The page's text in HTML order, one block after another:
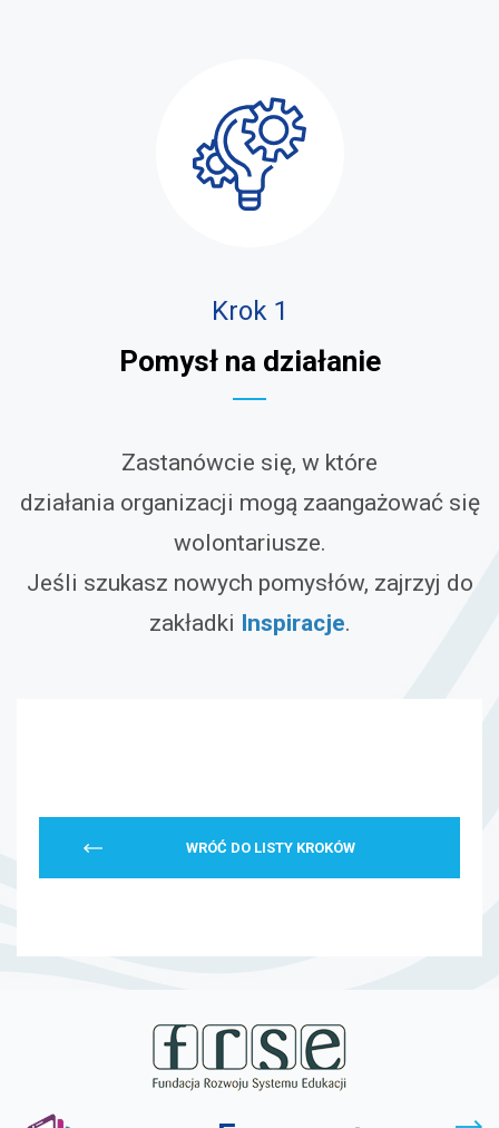
Krok 1
Pomysł na działanie
Zastanówcie się, w które
działania organizacji mogą zaangażować się
wolontariusze.
Jeśli szukasz nowych pomysłów, zajrzyj do
zakładki Inspiracje.
WRÓĆ DO LISTY KROKÓW